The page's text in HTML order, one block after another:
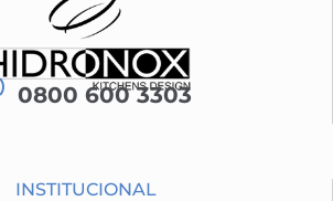
0800 600 3303
INSTITUCIONAL